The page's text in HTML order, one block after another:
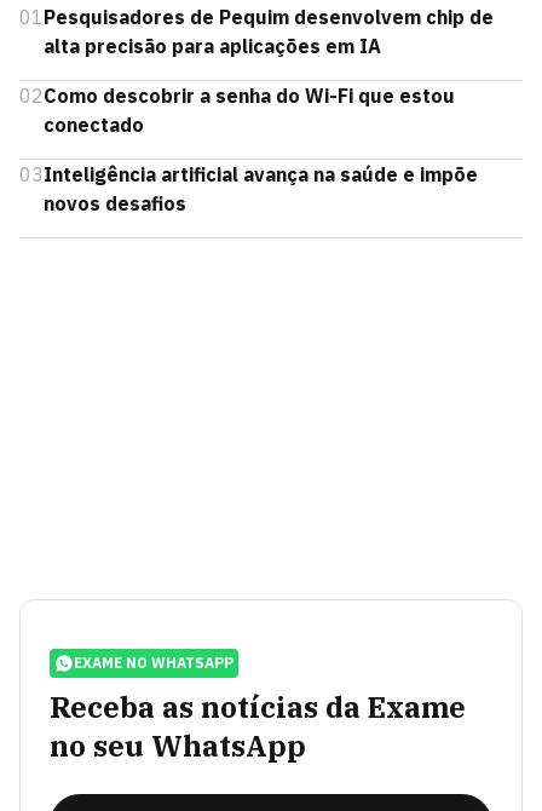
01Pesquisadores de Pequim desenvolvem chip de
alta precisão para aplicações em IA
02Como descobrir a senha do Wi-Fi que estou
conectado
03Inteligência artificial avança na saúde e impõe
novos desafios
EXAME NO WHATSAPP
Receba as notícias da Exame
no seu WhatsApp